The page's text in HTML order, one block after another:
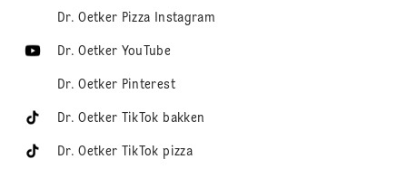
Dr. Oetker Pizza Instagram
Dr. Oetker YouTube
Dr. Oetker Pinterest
Dr. Oetker TikTok bakken
Dr. Oetker TikTok pizza